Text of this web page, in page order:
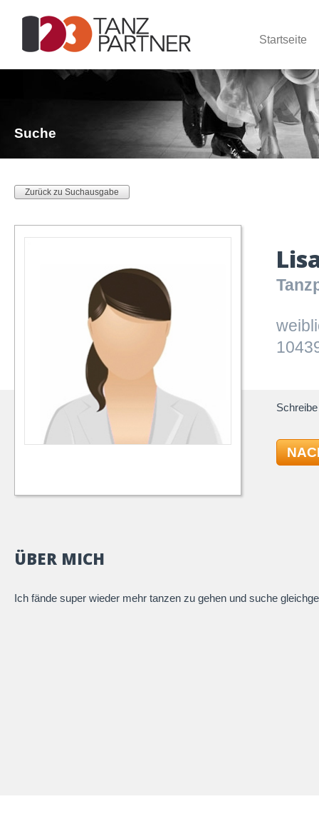
Startseite
Suche
Zurück zu Suchausgabe
ÜBER MICH
Ich fände super wieder mehr tanzen zu gehen und suche